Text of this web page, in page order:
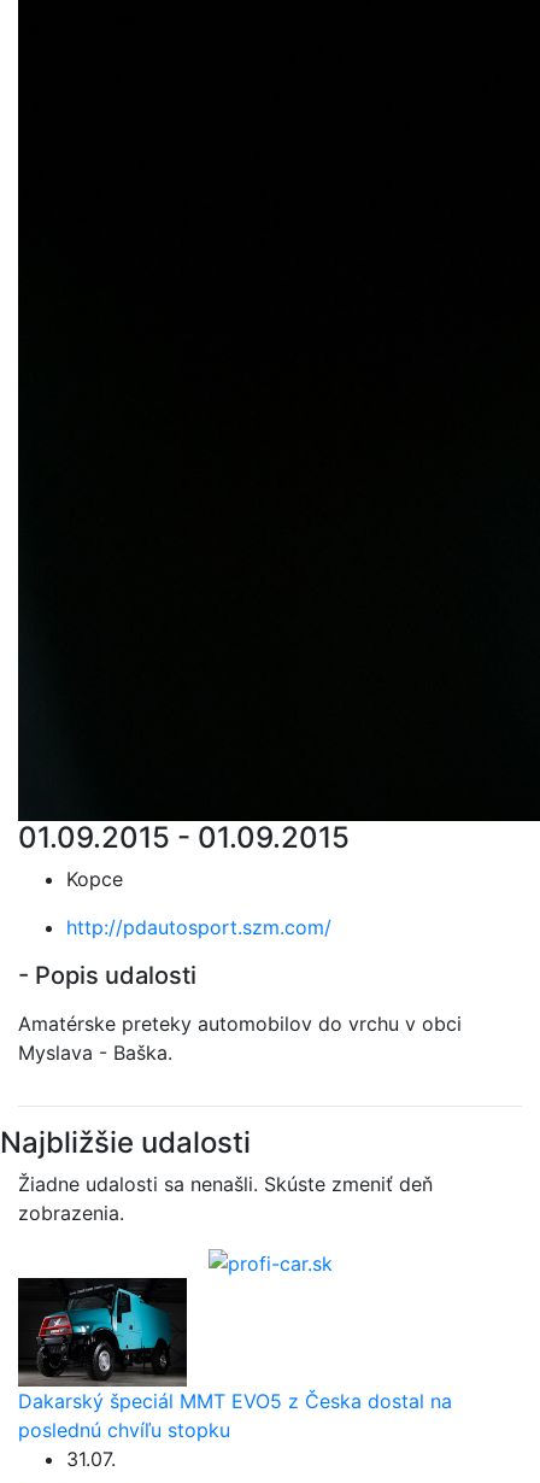
01.09.2015 - 01.09.2015
Kopce
http://pdautosport.szm.com/
- Popis udalosti
Amatérske preteky automobilov do vrchu v obci
Myslava - Baška.
Najbližšie udalosti
Žiadne udalosti sa nenašli. Skúste zmeniť deň
zobrazenia.
Dakarský špeciál MMT EVO5 z Česka dostal na
poslednú chvíľu stopku
31.07.